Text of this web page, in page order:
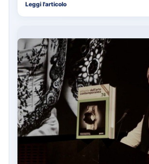
Leggi l'articolo